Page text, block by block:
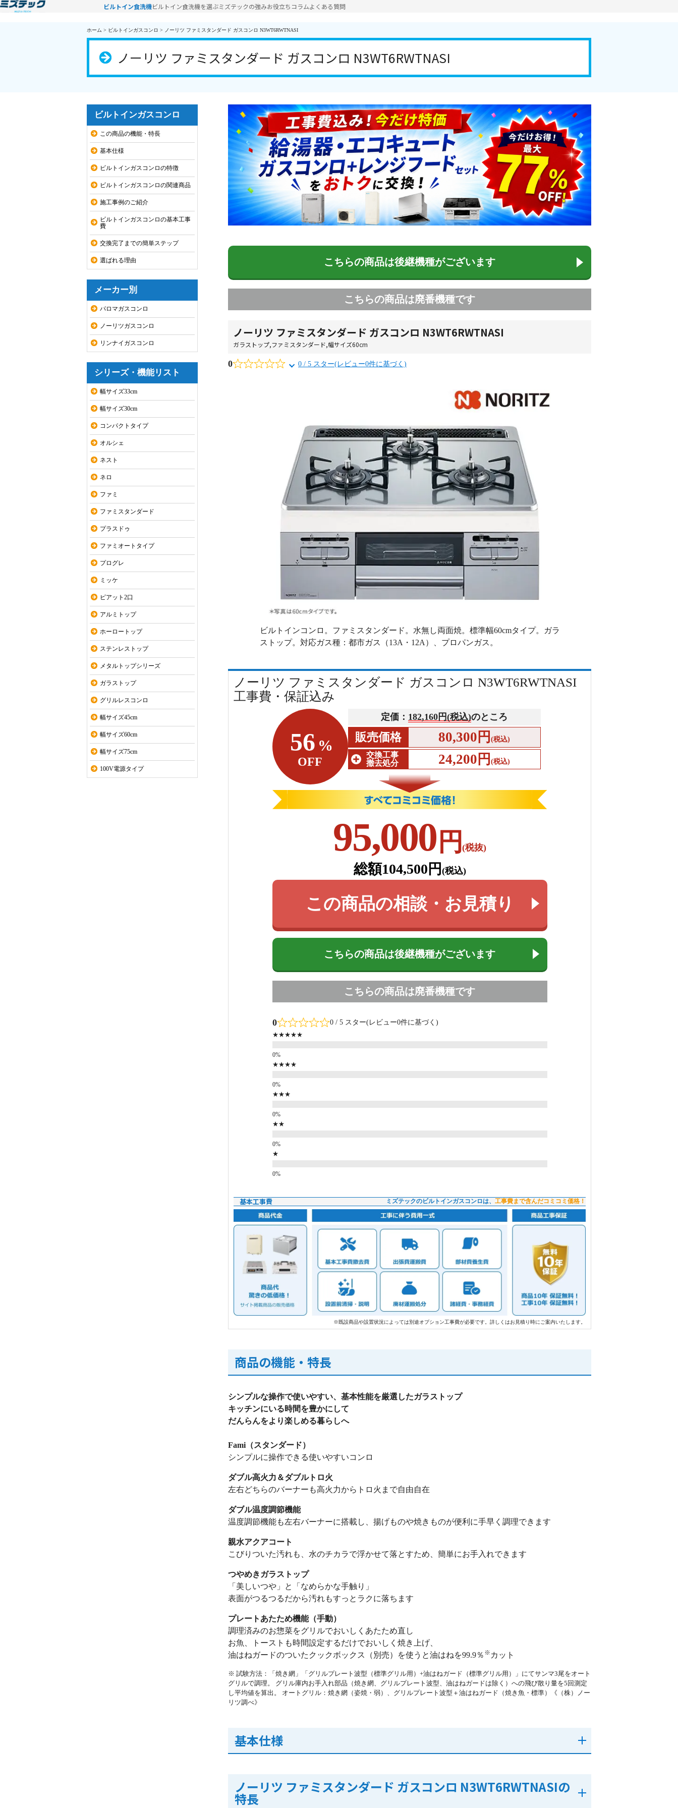
ビルトイン食洗機ビルトイン食洗機を選ぶミズテックの強みお役立ちコラムよくある質問
ホーム > ビルトインガスコンロ > ノーリツ ファミスタンダード ガスコンロ N3WT6RWTNASI
ノーリツ ファミスタンダード ガスコンロ N3WT6RWTNASI
こちらの商品は後継機種がございます
こちらの商品は廃番機種です
ノーリツ ファミスタンダード ガスコンロ N3WT6RWTNASI
ガラストップ,ファミスタンダード,幅サイズ60cm
0 0 / 5 スター(レビュー0件に基づく)
ビルトインコンロ。ファミスタンダード。水無し両面焼。標準幅60cmタイプ。ガラ
ストップ。対応ガス種：都市ガス（13A・12A）、プロパンガス。
ノーリツ ファミスタンダード ガスコンロ N3WT6RWTNASI
工事費・保証込み
56 %
OFF
定価： 182,160円(税込)のところ
販売価格 80,300円(税込)
交換工事
撤去処分
24,200円(税込)
95,000 円 (税抜)
総額104,500円 (税込)
この商品の相談・お見積り
こちらの商品は後継機種がございます
こちらの商品は廃番機種です
0 0 / 5 スター(レビュー0件に基づく)
★★★★★
★★★★
★★★
★★
★
基本工事費 ミズテックのビルトインガスコンロは、 工事費まで含んだコミコミ価格！
※既設商品や設置状況によっては別途オプション工事費が必要です。詳しくはお見積り時にご案内いたします。
商品の機能・特長
シンプルな操作で使いやすい、基本性能を厳選したガラストップ
キッチンにいる時間を豊かにして
だんらんをより楽しめる暮らしへ
Fami（スタンダード）
シンプルに操作できる使いやすいコンロ
ダブル高火力＆ダブルトロ火
左右どちらのバーナーも高火力からトロ火まで自由自在
ダブル温度調節機能
温度調節機能も左右バーナーに搭載し、揚げものや焼きものが便利に手早く調理できます
親水アクアコート
こびりついた汚れも、水のチカラで浮かせて落とすため、簡単にお手入れできます
つやめきガラストップ
「美しいつや」と「なめらかな手触り」
表面がつるつるだから汚れもすっとラクに落ちます
プレートあたため機能（手動）
調理済みのお惣菜をグリルでおいしくあたため直し
お魚、トーストも時間設定するだけでおいしく焼き上げ、
油はねガードのついたクックボックス（別売）を使うと油はねを99.9％ ※ カット
※ 試験方法：「焼き網」「グリルプレート波型（標準グリル用）+油はねガード（標準グリル用）」にてサンマ3尾をオート
グリルで調理。 グリル庫内お手入れ部品（焼き網、グリルプレート波型、油はねガードは除く）への飛び散り量を5回測定
し平均値を算出。 オートグリル：焼き網（姿焼・弱）、グリルプレート波型＋油はねガード（焼き魚・標準）《（株）ノー
リツ調べ》
基本仕様
ノーリツ ファミスタンダード ガスコンロ N3WT6RWTNASIの
特長
ビルトインガスコンロ
この商品の機能・特長
基本仕様
ビルトインガスコンロの特徴
ビルトインガスコンロの関連商品
施工事例のご紹介
ビルトインガスコンロの基本工事
費
交換完了までの簡単ステップ
選ばれる理由
メーカー別
パロマガスコンロ
ノーリツガスコンロ
リンナイガスコンロ
シリーズ・機能リスト
幅サイズ33cm
幅サイズ30cm
コンパクトタイプ
オルシェ
ネスト
ネロ
ファミ
ファミスタンダード
プラスドゥ
ファミオートタイプ
プログレ
ミッケ
ピアット2口
アルミトップ
ホーロートップ
ステンレストップ
メタルトップシリーズ
ガラストップ
グリルレスコンロ
幅サイズ45cm
幅サイズ60cm
幅サイズ75cm
100V電源タイプ